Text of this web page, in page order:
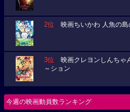
2位 映画ちいかわ 人魚の島
3位 映画クレヨンしんちゃ
～ション
今週の映画動員数ランキング